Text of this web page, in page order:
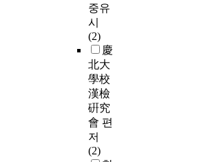
중유
시
(2)
慶
北大
學校
漢檢
硏究
會 편
저
(2)